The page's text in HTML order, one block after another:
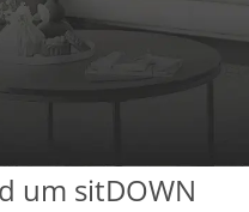
um sitDOWN